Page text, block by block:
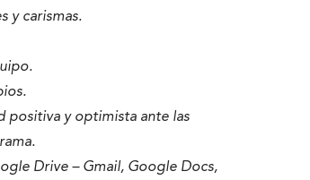
y carismas.
positiva y optimista ante las
Drive – Gmail, Google Docs,